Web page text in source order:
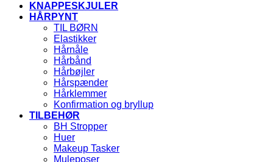
KNAPPESKJULER
HÅRPYNT
TIL BØRN
Elastikker
Hårnåle
Hårbånd
Hårbøjler
Hårspænder
Hårklemmer
Konfirmation og bryllup
TILBEHØR
BH Stropper
Huer
Makeup Tasker
Muleposer